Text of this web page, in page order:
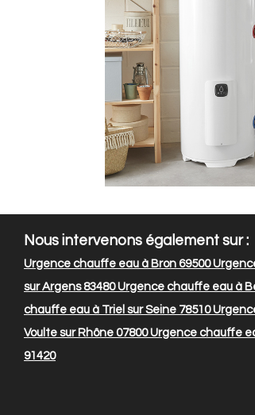
Nous intervenons également sur :
Urgence chauffe eau à Bron 69500
sur Argens 83480Urgence chauffe eau à
chauffe eau à Triel sur Seine 78510
Voulte sur Rhône 07800Urgence chauffe
91420